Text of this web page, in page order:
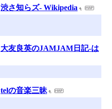
渋さ知らズ- Wikipedia
大友良英のJAMJAM日記-は
telの音楽三昧